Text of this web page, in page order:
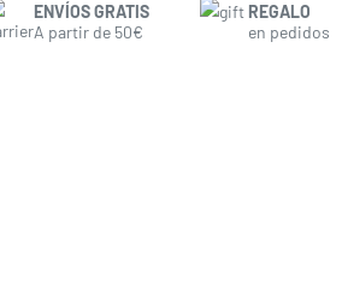
ENVÍOS GRATIS
A partir de 50€
REGALO
en pedidos